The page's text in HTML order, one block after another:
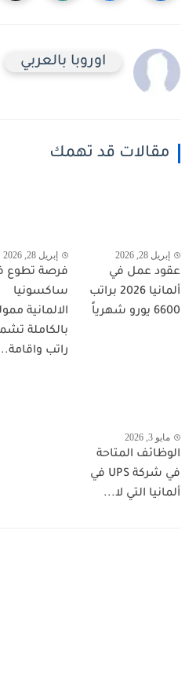
اوروبا بالعربي
مقالات قد تهمك
إبريل 28, 2026
عقود عمل في
ألمانيا 2026 براتب
6600 يورو شهرياً
إبريل 28, 2026
فرصة تطوع
ساكسونيا
الالمانية
بالكاملة
راتب
مايو 3, 2026
الوظائف المتاحة
في شركة UPS في
ألمانيا التي لا...